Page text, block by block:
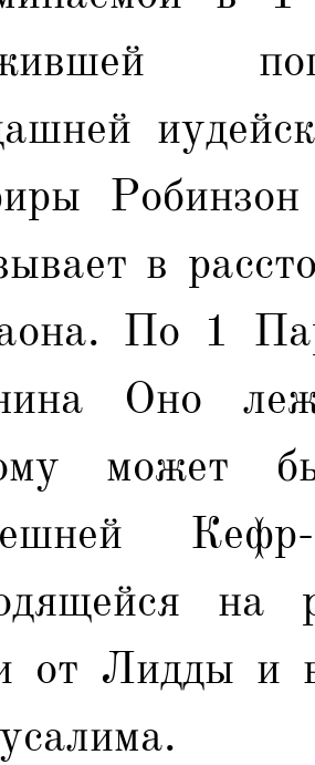
в
По 1
Оно
может
на
от Лидды и